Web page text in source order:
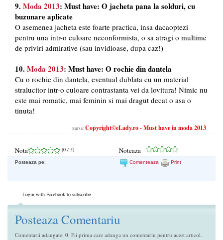
9. Moda 2013: Must have: O jacheta pana la solduri, cu
buzunare aplicate
O asemenea jacheta este foarte practica, insa dacaoptezi
pentru una intr-o culoare neconformista, o sa atragi o multime
de priviri admirative (sau invidioase, dupa caz!)
10. Moda 2013: Must have: O rochie din dantela
Cu o rochie din dantela, eventual dublata cu un material
stralucitor intr-o culoare contrastanta vei da lovitura! Nimic nu
este mai romatic, mai feminin si mai dragut decat o asa o
tinuta!
Sursa: Copyright©eLady.ro - Must have in moda 2013
Nota (0 / 5) Noteaza
Posteaza pe: Comenteaza Print
Login with Facebook to subscribe
Posteaza Comentariu
Comentarii adaugate: 0. Fii prima care adauga un comentariu pentru acest articol.